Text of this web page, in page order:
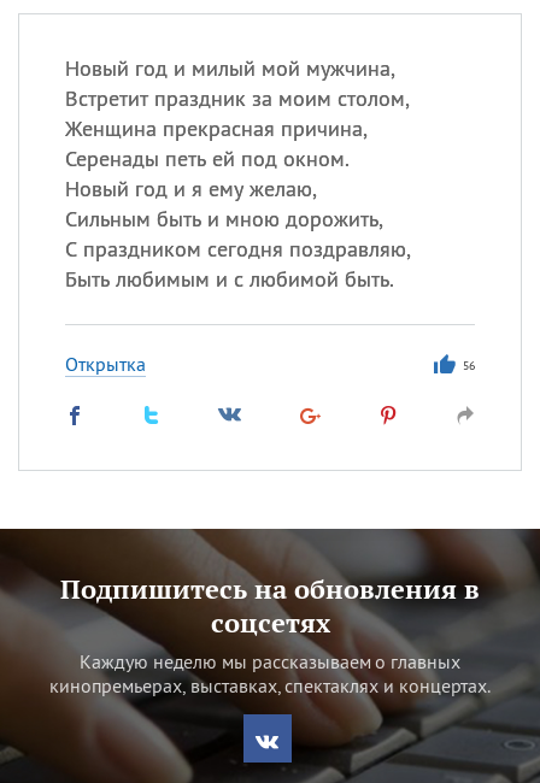
Новый год и милый мой мужчина,
Встретит праздник за моим столом,
Женщина прекрасная причина,
Серенады петь ей под окном.
Новый год и я ему желаю,
Сильным быть и мною дорожить,
С праздником сегодня поздравляю,
Быть любимым и с любимой быть.
Открытка 56
Подпишитесь на обновления в
соцсетях
Каждую неделю мы рассказываем о главных
кинопремьерах, выставках, спектаклях и концертах.